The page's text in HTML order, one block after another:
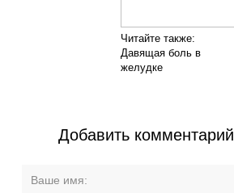
Читайте также:
Давящая боль в
желудке
Добавить комментарий